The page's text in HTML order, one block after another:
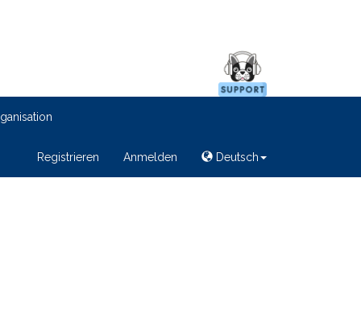
Registrieren Anmelden Deutsch